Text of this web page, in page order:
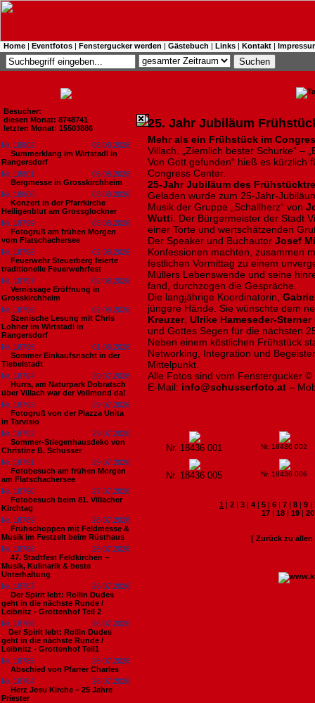
Home | Eventfotos | Fenstergucker werden | Gästebuch | Links | Kontakt |
Besucher:
diesen Monat: 8748741
letzten Monat: 15503886
Nr. 18802
08.08.2026
Summerklang im Wirtstadl in
Rangersdorf
Nr. 18801
06.08.2026
Bergmesse in Grosskirchheim
Nr. 18800
03.08.2026
Konzert in der Pfarrkirche
Heiligenblut am Grossglockner
Nr. 18799
03.08.2026
Fotogruß am frühen Morgen
vom Flatschachersee
Nr. 18798
02.08.2026
Feuerwehr Steuerberg feierte
traditionelle Feuerwehrfest
Nr. 18797
02.08.2026
Vernissage Eröffnung in
Grosskirchheim
Nr. 18796
02.08.2026
Szenische Lesung mit Chris
Lohner im Wirtstadl in
Rangersdorf
Nr. 18795
01.08.2026
Sommer Einkaufsnacht in der
Tiebelstadt
Nr. 18794
29.07.2026
Hurra, am Naturpark Dobratsch
über Villach war der Vollmond da!
Nr. 18793
29.07.2026
Fotogruß von der Piazza Unita
in Tarvisio
Nr. 18792
29.07.2026
Sommer-Stiegenhausdeko von
Christine B. Schusser
Nr. 18791
29.07.2026
Fotobesuch am frühen Morgen
am Flatschachersee
Nr. 18790
27.07.2026
Fotobesuch beim 81. Villacher
Kirchtag
Nr. 18789
26.07.2026
Frühschoppen mit Feldmesse &
Musik im Festzelt beim Rüsthaus
Nr. 18788
26.07.2026
47. Stadtfest Feldkirchen –
Musik, Kulinarik & beste
Unterhaltung
Nr. 18787
26.07.2026
Der Spirit lebt: Rollin Dudes
geht in die nächste Runde /
Leibnitz - Grottenhof Teil 2
Nr. 18786
26.07.2026
​Der Spirit lebt: Rollin Dudes
geht in die nächste Runde /
Leibnitz - Grottenhof Teil1
Nr. 18785
26.07.2026
Abschied von Pfarrer Charles
Nr. 18784
26.07.2026
Herz Jesu Kirche – 25 Jahre
Priester
25. Jahr Jubiläum
Mehr als ein Frühstück im
Villach. „Ziemlich bester Schurke“ –
Von Gott gefunden“ hieß es kürzlich
Congress Center.
25-Jahr Jubiläum des
Geladen wurde zum 25-Jahr-
Musik der Gruppe „Schallherz“ von
Wutti . Der Bürgermeister der Stadt
einer Torte und wertschätzenden
Der Speaker und Buchautor Josef
Konfessionen machten, zusammen
festlichen Vormittag zu einem
Müllers Lebenswende und seine
fand, durchzogen die Gespräche.
Die langjährige Koordinatorin,
jüngere Hände. Sie wünschte dem
Kreuzer, Ulrike Hameseder-Sterner
und Gottes Segen für die nächsten
Neben einem köstlichen Frühstück
Networking, Integration und
Mittelpunkt.
Alle Fotos sind vom Fenstergucker ©
E-Mail: info@schusserfoto.at –
Nr. 18436 001 Nr. 18436 002
Nr. 18436 005 Nr. 18436 006
1 | 2 | 3 | 4 | 5 | 6 | 7 | 8 | 9 |
17 |18 |19 |20
[ Zurück zu